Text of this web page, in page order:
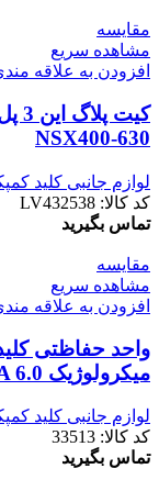
مقایسه
مشاهده سریع
افزودن به علاقه
NSX400-630
لوازم جانبی کلید
کد کالا: LV432538
تماس بگیرید
مقایسه
مشاهده سریع
افزودن به علاقه
میکرولوژیک A 6.0
لوازم جانبی کلید
کد کالا: 33513
تماس بگیرید